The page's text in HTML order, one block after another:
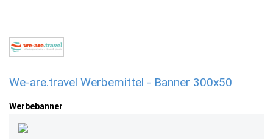
We-are.travel Werbemittel - Banner 300x50
Werbebanner